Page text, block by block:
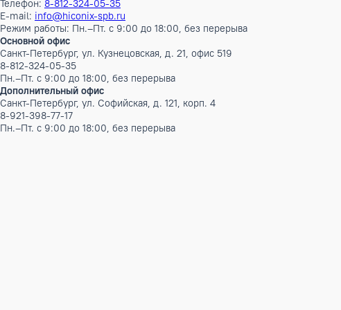
блока
Документация
Ecoclima_Grand_line_Руководство_по_эксплуатации_и_монтажу.pdf
КАТАЛОГ Ecoclima 2024 Релиз #3 (август).pdf
Бренды
AUX
CLIMAVENETA
Ecoclima
Ecoclima Pro Vent